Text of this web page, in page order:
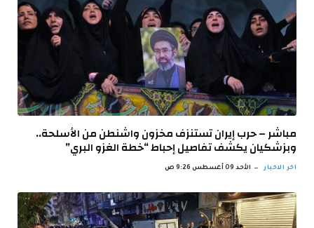
مباشر – حرب إيران تستنزف مخزون واشنطن من الأسلحة..
وبزشكيان يكشف تفاصيل إحباط “خطة الغزو البري”
اخر الاخبار الأحد 09 أغسطس 9:26 ص